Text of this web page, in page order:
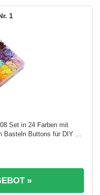
1
Set in 24 Farben mit
Basteln Buttons für DIY ...
»